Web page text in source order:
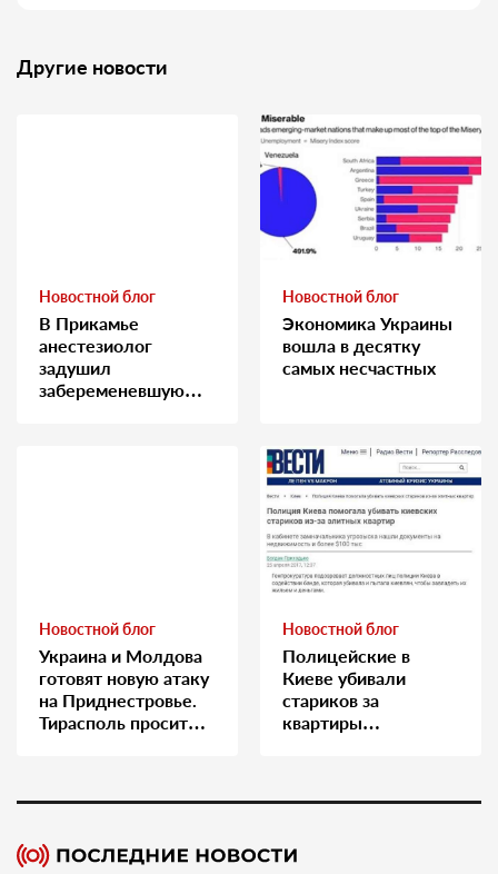
Другие новости
Новостной блог
В Прикамье
анестезиолог
задушил
забеременевшую
Новостной блог
Экономика Украины
вошла в десятку
самых несчастных
Новостной блог
Украина и Молдова
готовят новую атаку
на Приднестровье.
Тирасполь просит
Новостной блог
Полицейские в
Киеве убивали
стариков за
квартиры…